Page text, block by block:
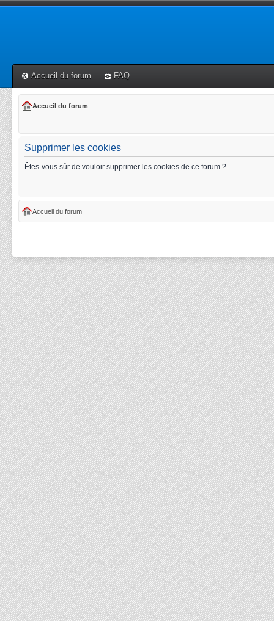
Accueil du forum FAQ
Accueil du forum
Supprimer les cookies
Êtes-vous sûr de vouloir supprimer les cookies de ce forum ?
Accueil du forum